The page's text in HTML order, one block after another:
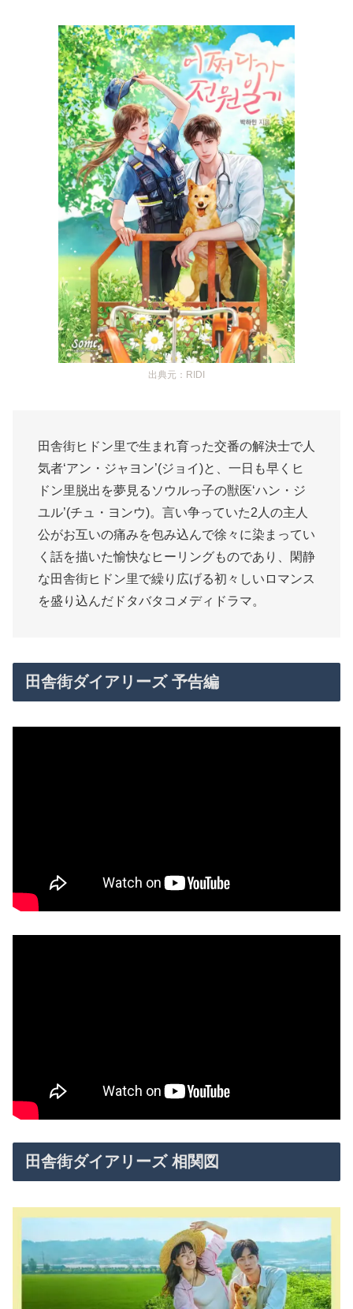
出典元：RIDI
田舎街ヒドン里で生まれ育った交番の解決士で人
気者‘アン・ジャヨン’(ジョイ)と、一日も早くヒ
ドン里脱出を夢見るソウルっ子の獣医‘ハン・ジ
ユル’(チュ・ヨンウ)。言い争っていた2人の主人
公がお互いの痛みを包み込んで徐々に染まってい
く話を描いた愉快なヒーリングものであり、閑静
な田舎街ヒドン里で繰り広げる初々しいロマンス
を盛り込んだドタバタコメディドラマ。
田舎街ダイアリーズ 予告編
田舎街ダイアリーズ 相関図